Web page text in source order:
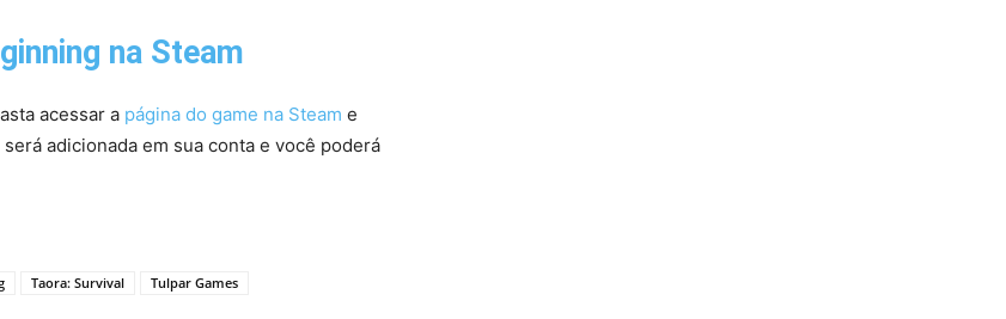
na Steam
acessar a página do game na Steam e
adicionada em sua conta e você poderá
Taora: Survival Tulpar Games